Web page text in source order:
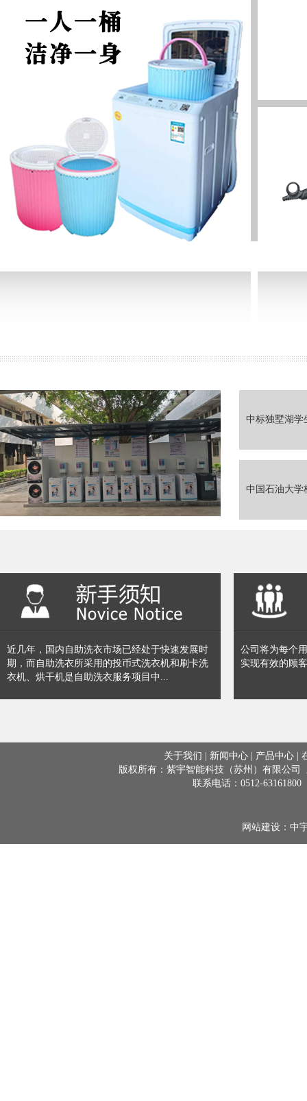
中标独墅湖学
中国石油大学
近几年，国内自助洗衣市场已经处于快速发展时
期，而自助洗衣所采用的投币式洗衣机和刷卡洗
衣机、烘干机是自助洗衣服务项目中...
公司将为每个
实现有效的顾
关于我们 新闻中心 产品中心
版权所有：紫宇智能科技（苏州）有限公
联系电话：0512-
网站建设： 中